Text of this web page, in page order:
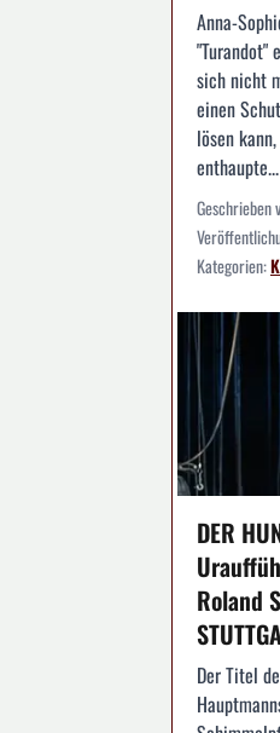
Anna-
"Turandot"
sich nicht
einen
lösen
enthaupte...
Geschrieben
Kategorien:
DER
Roland
Der Titel